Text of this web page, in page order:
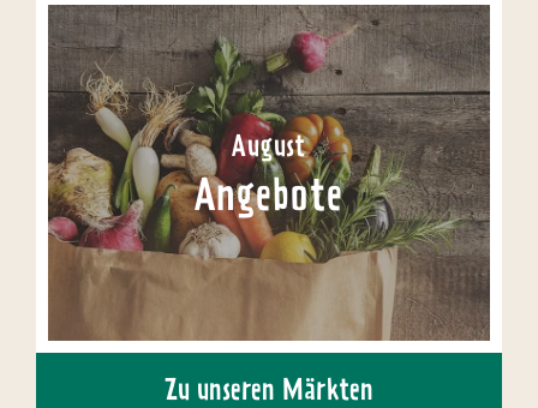
August
Angebote
Zu unseren Märkten